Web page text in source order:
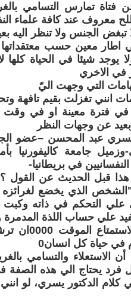
فتاة تمارس التسامي
معروف عند كافة علماء
تبغض الجنس ولا تنظر
اطار معين حسب
يوجد شيئا في الحياة
في الاخري
التي وجهت اليّ
انني تغزلت بقيم
في فترة معينة او في وقت
عن وجهات النظر
عبد المحسن –عضو
جامعة كاليفورنيا
النفسانيين في بريطانيا-
هذا قبل الحديث عن القول
الذي يخضع لغرائزه
علي التحكم في ذاته
علي حساب اللذة المدمرة
علي حساب
في حياة كل انسان0
أن الاستعلاء والتسامي
000كل فرد يحتاج الي
كلام الدكتور يسري، لو